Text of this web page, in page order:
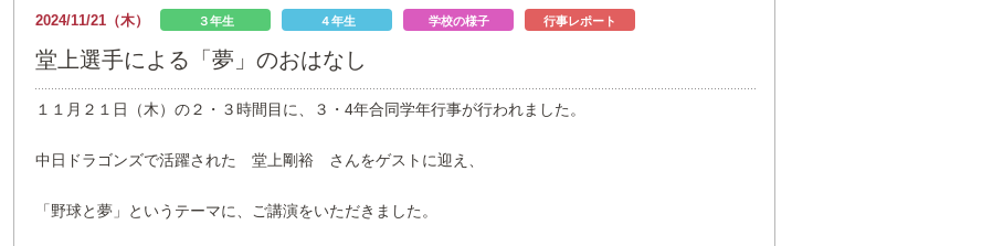
2024/11/21（木） ３年生 ４年生 学校の様子 行事レポート
堂上選手による「夢」のおはなし
１１月２１日（木）の２・３時間目に、３・4年合同学年行事が行われました。
中日ドラゴンズで活躍された 堂上剛裕 さんをゲストに迎え、
「野球と夢」というテーマに、ご講演をいただきました。